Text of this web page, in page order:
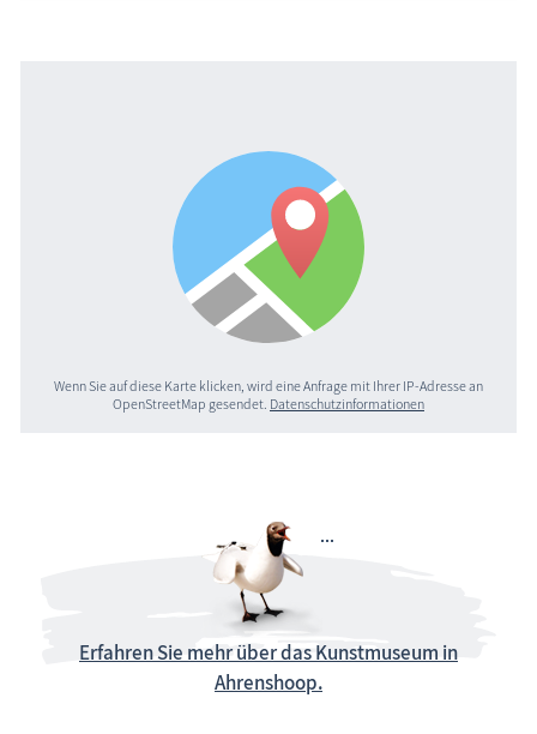
Wenn Sie auf diese Karte klicken, wird eine Anfrage mit Ihrer IP-Adresse an
OpenStreetMap gesendet. Datenschutzinformationen
Erfahren Sie mehr über das Kunstmuseum in
Ahrenshoop.